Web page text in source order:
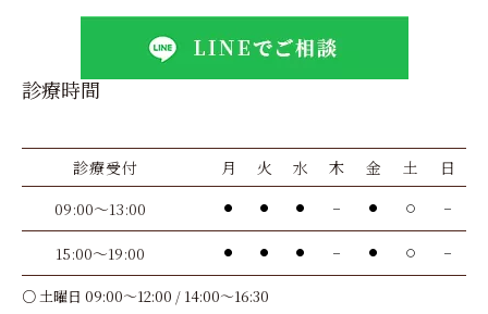
診療時間
診療受付 月 火 水 木 金 土
日
09:00～13:00
● ● ● － ● 〇 －
15:00～19:00 ● ● ● － ● 〇 －
○ 土曜日 09:00～12:00 / 14:00～16:30